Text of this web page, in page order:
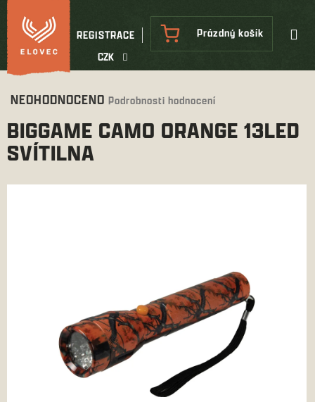
Přejít
na
obsah
CZK
REGISTRACE
NÁKUPNÍ
KOŠÍK
Prázdný košík
Průměrné
produktu
je
0,0
NEOHODNOCENO Podrobnosti hodnocení
BIGGAME CAMO ORANGE 13LED
SVÍTILNA